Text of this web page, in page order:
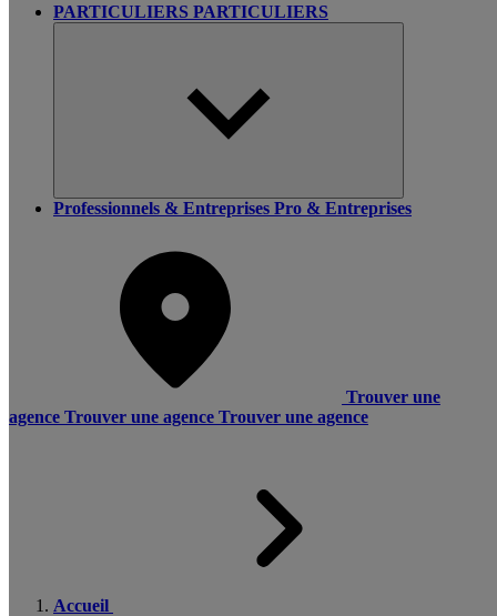
PARTICULIERS PARTICULIERS
Professionnels & Entreprises Pro & Entreprises
Trouver une
agence Trouver une agence Trouver une agence
Accueil